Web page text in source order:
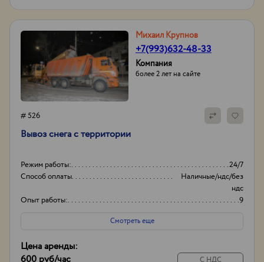
Михаил Крупнов
+7(993)632-48-33
Компания
более 2 лет на сайте
# 526
Вывоз снега с территории
Режим работы:
24/7
Способ оплаты
Наличные/ндс/без
ндс
Опыт работы:
9
Объем
20-35
Смотреть еще
Цена аренды:
С НДС